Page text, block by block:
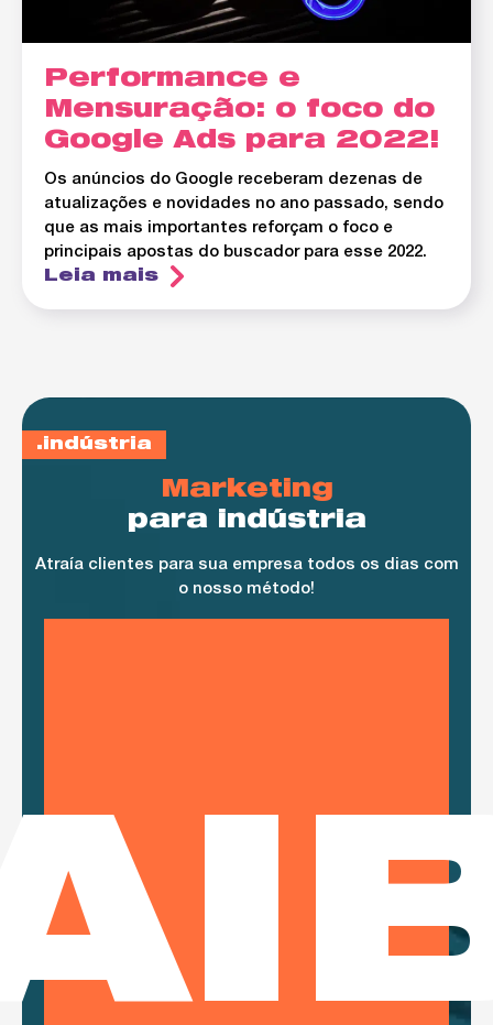
Performance e
Mensuração: o foco do
Google Ads para 2022!
Os anúncios do Google receberam dezenas de
atualizações e novidades no ano passado, sendo
que as mais importantes reforçam o foco e
principais apostas do buscador para esse 2022.
Leia mais
indústria
Marketing
para indústria
Atraía clientes para sua empresa todos os dias com
o nosso método!